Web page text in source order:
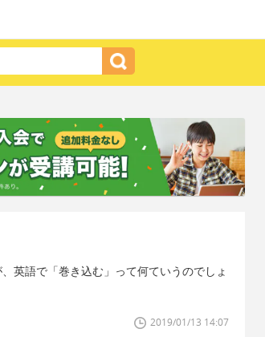
英語で「巻き込む」って何ていうのでしょ
2019/01/13 14:07